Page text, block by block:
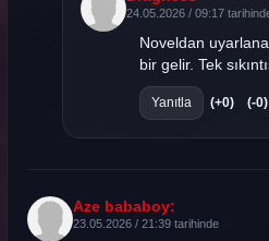
24.05.2026 / 09:17
Noveldan
bir gelir. Tek
Yanıtla (+0) (-0)
Aze bababoy:
23.05.2026 / 21:39 tarihinde